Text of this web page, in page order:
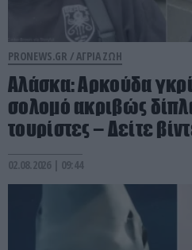
PRONEWS.GR /ΑΓΡΙΑ ΖΩΗ
Αλάσκα: Αρκούδα
σολομό ακριβώς
τουρίστες – Δείτε
02.08.2026 | 09:44